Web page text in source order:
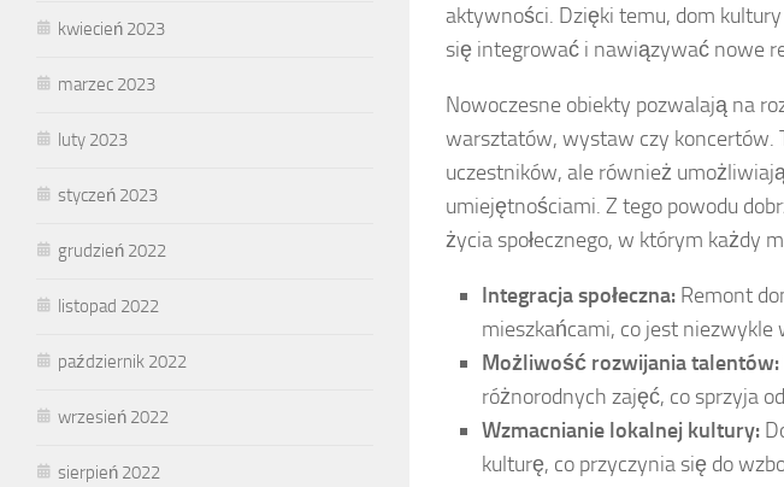
aktywności. Dzięki temu, dom
się integrować i nawiązywać nowe
Nowoczesne obiekty pozwalają na
warsztatów, wystaw czy koncertów.
uczestników, ale również
umiejętnościami. Z tego powodu
życia społecznego, w którym każdy
Integracja społeczna: Remont
mieszkańcami, co jest
Możliwość rozwijania talentów:
różnorodnych zajęć, co sprzyja
Wzmacnianie lokalnej kultury:
kulturę, co przyczynia się do
kwiecień 2023
marzec 2023
luty 2023
styczeń 2023
grudzień 2022
listopad 2022
październik 2022
wrzesień 2022
sierpień 2022